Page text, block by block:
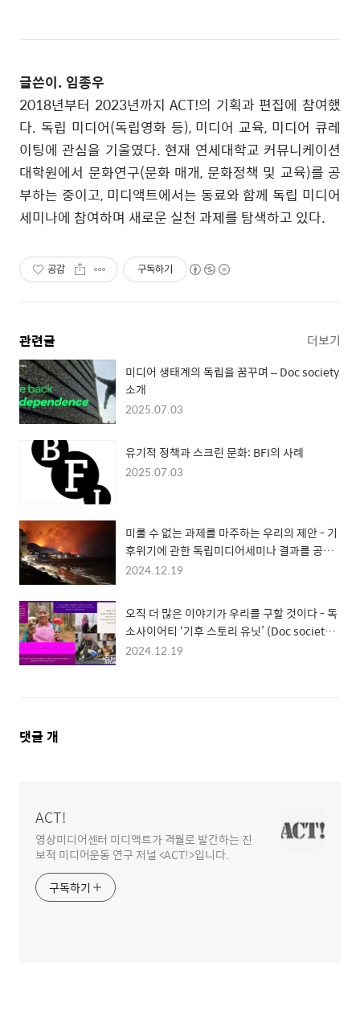
글쓴이. 임종우
2018년부터 2023년까지ACT!의 기획과 편집에 참여했
다. 독립 미디어(독립영화 등), 미디어 교육, 미디어 큐레
이팅에 관심을 기울였다. 현재 연세대학교 커뮤니케이션
대학원에서 문화연구(문화 매개, 문화정책 및 교육)를 공
부하는 중이고, 미디액트에서는 동료와 함께 독립 미디어
세미나에 참여하며 새로운 실천 과제를 탐색하고 있다.
공감 구독하기
관련글 더보기
미디어 생태계의 독립을 꿈꾸며 – Doc society
소개
2025.07.03
유기적 정책과 스크린 문화: BFI의 사례
2025.07.03
미룰 수 없는 과제를 마주하는 우리의 제안 - 기
후위기에 관한 독립미디어세미나 결과를 공유
하며
2024.12.19
오직 더 많은 이야기가 우리를 구할 것이다 - 독
소사이어티 ‘기후 스토리 유닛’ (Doc society
‘Climate Story Unit’)
2024.12.19
댓
댓글 개
ACT!
영상미디어센터 미디액트가 격월로 발간하는 진
보적 미디어운동 연구 저널 <ACT!>입니다.
구독하기